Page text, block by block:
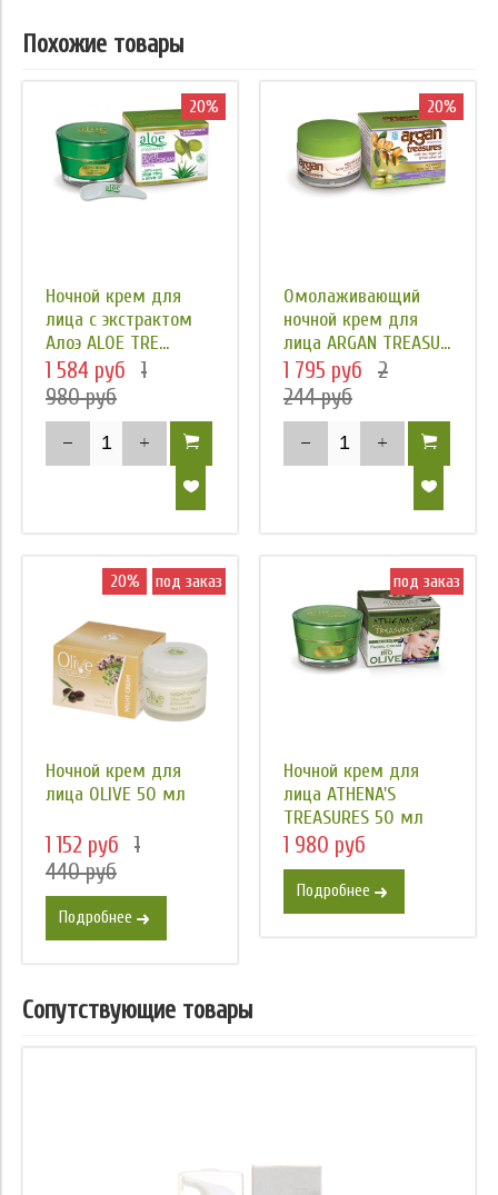
Похожие товары
20%
Ночной крем для
лица с экстрактом
Алоэ ALOE TRE...
1 584 руб
1
980 руб
20%
Омолаживающий
ночной крем для
лица ARGAN TREASU...
1 795 руб
2
244 руб
20% под заказ
Ночной крем для
лица OLIVE 50 мл
1 152 руб
1
440 руб
Подробнее
под заказ
Ночной крем для
лица ATHENA'S
TREASURES 50 мл
1 980 руб
Подробнее
Сопутствующие товары